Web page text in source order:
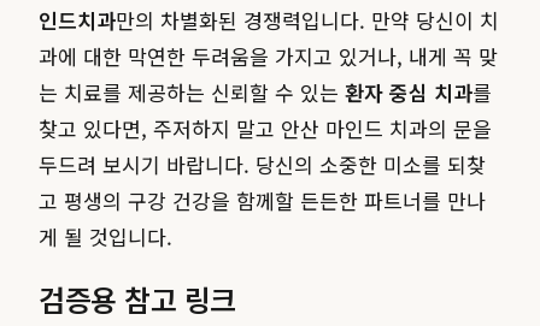
인드치과만의 차별화된 경쟁력입니다. 만약 당신이 치
과에 대한 막연한 두려움을 가지고 있거나, 내게 꼭 맞
는 치료를 제공하는 신뢰할 수 있는 환자 중심 치과를
찾고 있다면, 주저하지 말고 안산 마인드 치과의 문을
두드려 보시기 바랍니다. 당신의 소중한 미소를 되찾
고 평생의 구강 건강을 함께할 든든한 파트너를 만나
게 될 것입니다.
검증용 참고 링크